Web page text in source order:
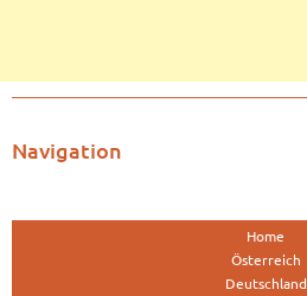
Navigation
Home
Österreich
Deutschland